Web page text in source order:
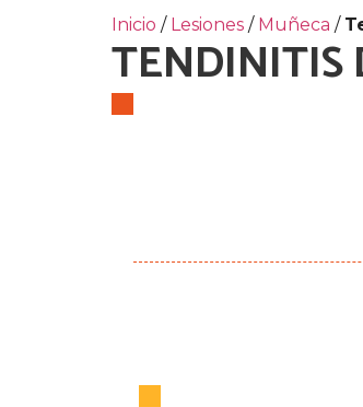
Inicio / Lesiones / Muñeca /
TENDINITIS